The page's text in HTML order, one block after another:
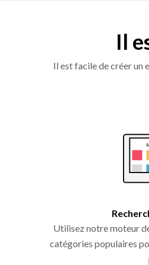
Il
Il est facile de créer un
Utilisez notre moteur
catégories populaires